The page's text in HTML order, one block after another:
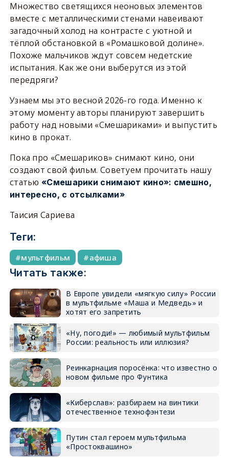
Множество светящихся неоновых элементов
вместе с металлическими стенами навеивают
загадочный холод на контрасте с уютной и
тёплой обстановкой в «Ромашковой долине».
Похоже мальчиков ждут совсем недетские
испытания. Как же они выберутся из этой
передряги?
Узнаем мы это весной 2026-го года. Именно к
этому моменту авторы планируют завершить
работу над новыми «Смешариками» и выпустить
кино в прокат.
Пока про «Смешариков» снимают кино, они
создают свой фильм. Советуем прочитать нашу
статью«Смешарики снимают кино»: смешно,
интересно, с отсылками»
Таисия Сариева
Теги:
мультфильм афиша
Читать также:
В Европе увидели «мягкую силу» России
в мультфильме «Маша и Медведь» и
хотят его запретить
«Ну, погоди!» — любимый мультфильм
России: реальность или иллюзия?
Реинкарнация поросёнка: что известно о
новом фильме про Фунтика
«Киберслав»: разбираем на винтики
отечественное технофэнтези
Путин стал героем мультфильма
«Простоквашино»